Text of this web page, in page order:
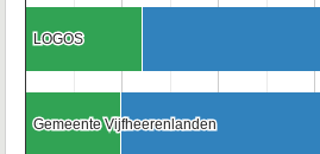
LOGOS
LOGOS
Gemeente Vijfheerenlanden
Gemeente Vijfheerenlanden